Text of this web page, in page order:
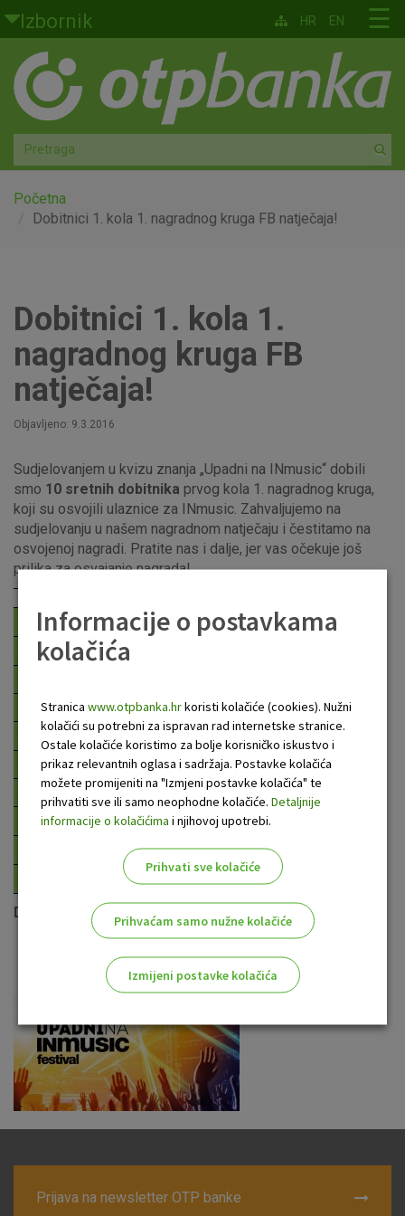
Skoči na glavni sadržaj
Izbornik
Građani
Privatno bankarstvo
Agro
Mala poduzeća i obrtnici
Faktoring
☰
HR EN
Početna
Dobitnici 1. kola 1. nagradnog kruga FB natječaja!
Dobitnici 1. kola 1.
nagradnog kruga FB
natječaja!
Objavljeno: 9.3.2016
Sudjelovanjem u kvizu znanja „Upadni na INmusic“ dobili
smo 10 sretnih dobitnika prvog kola 1. nagradnog kruga,
koji su osvojili ulaznice za INmusic. Zahvaljujemo na
sudjelovanju u našem nagradnom natječaju i čestitamo na
osvojenoj nagradi. Pratite nas i dalje, jer vas očekuje još
prilika za osvajanje nagrada!
Dobar provod na INmusicu!
Prijava na newsletter OTP banke
Informacije o postavkama
kolačića
Stranica www.otpbanka.hrkoristi kolačiće (cookies). Nužni
kolačići su potrebni za ispravan rad internetske stranice.
Ostale kolačiće koristimo za bolje korisničko iskustvo i
prikaz relevantnih oglasa i sadržaja. Postavke kolačića
možete promijeniti na "Izmjeni postavke kolačića" te
prihvatiti sve ili samo neophodne kolačiće. Detaljnije
informacije o kolačićima i njihovoj upotrebi.
Prihvati sve kolačiće
Prihvaćam samo nužne kolačiće
Izmijeni postavke kolačića